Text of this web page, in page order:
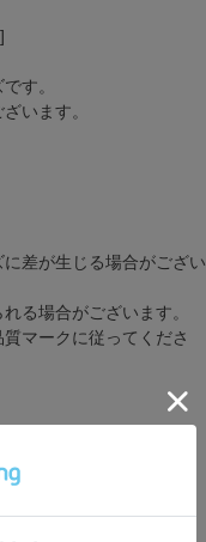
す。
います。
差が生じる場合がござい
る場合がございます。
マークに従ってくださ
Jacket][Manchester
チェスターU]